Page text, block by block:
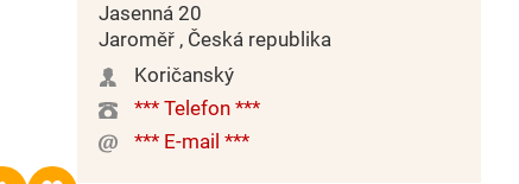
Jasenná 20
Jaroměř , Česká republika
Koričanský
*** Telefon ***
*** E-mail ***